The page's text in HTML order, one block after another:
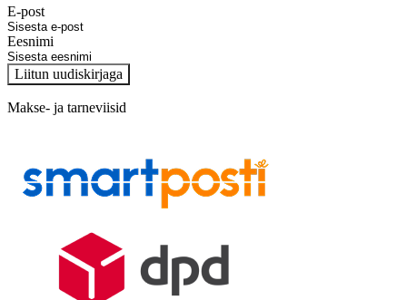
E-post
Eesnimi
Liitun uudiskirjaga
Makse- ja tarneviisid